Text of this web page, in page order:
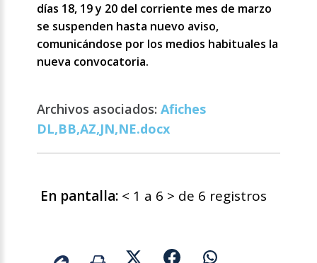
días 18, 19 y 20 del corriente mes de marzo
se suspenden hasta nuevo aviso,
comunicándose por los medios habituales la
nueva convocatoria.
Archivos asociados:Afiches
DL,BB,AZ,JN,NE.docx
En pantalla: < 1 a 6 > de 6 registros